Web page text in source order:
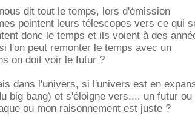
dit tout le temps, lors d'émission
pointent leurs télescopes vers ce qui
donc le temps et ils voient à des
l'on peut remonter le temps avec un
on doit voir le futur ?
dans l'univers, si l'univers est en
big bang) et s'éloigne vers.... un futur ou
ou mon raisonnement est juste ?